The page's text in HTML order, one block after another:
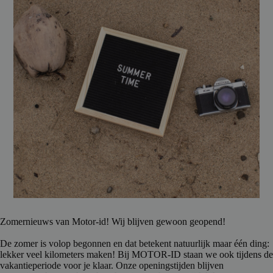
Zomernieuws van Motor-id! Wij blijven gewoon geopend!
De zomer is volop begonnen en dat betekent natuurlijk maar één ding:
lekker veel kilometers maken! Bij MOTOR-ID staan we ook tijdens de
vakantieperiode voor je klaar. Onze openingstijden blijven